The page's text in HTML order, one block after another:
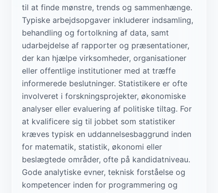
til at finde mønstre, trends og sammenhænge.
Typiske arbejdsopgaver inkluderer indsamling,
behandling og fortolkning af data, samt
udarbejdelse af rapporter og præsentationer,
der kan hjælpe virksomheder, organisationer
eller offentlige institutioner med at træffe
informerede beslutninger. Statistikere er ofte
involveret i forskningsprojekter, økonomiske
analyser eller evaluering af politiske tiltag. For
at kvalificere sig til jobbet som statistiker
kræves typisk en uddannelsesbaggrund inden
for matematik, statistik, økonomi eller
beslægtede områder, ofte på kandidatniveau.
Gode analytiske evner, teknisk forståelse og
kompetencer inden for programmering og